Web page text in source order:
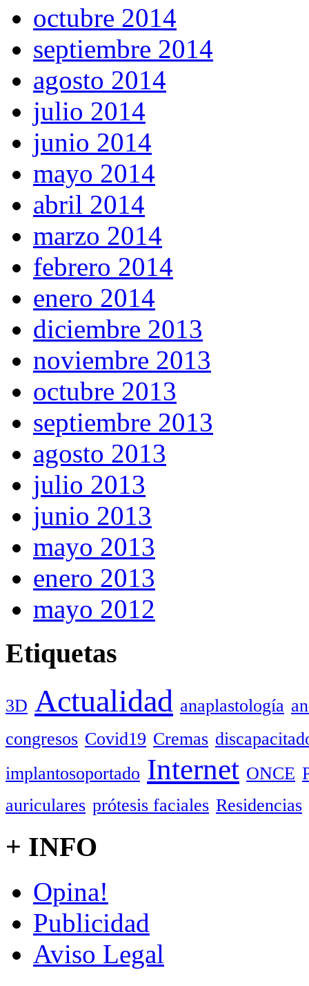
octubre 2014
septiembre 2014
agosto 2014
julio 2014
junio 2014
mayo 2014
abril 2014
marzo 2014
febrero 2014
enero 2014
diciembre 2013
noviembre 2013
octubre 2013
septiembre 2013
agosto 2013
julio 2013
junio 2013
mayo 2013
enero 2013
mayo 2012
Etiquetas
3D Actualidad anaplastología
congresos Covid19 Cremas
implantosoportado Internet ONCE
auriculares prótesis faciales Residencias
+ INFO
Opina!
Publicidad
Aviso Legal